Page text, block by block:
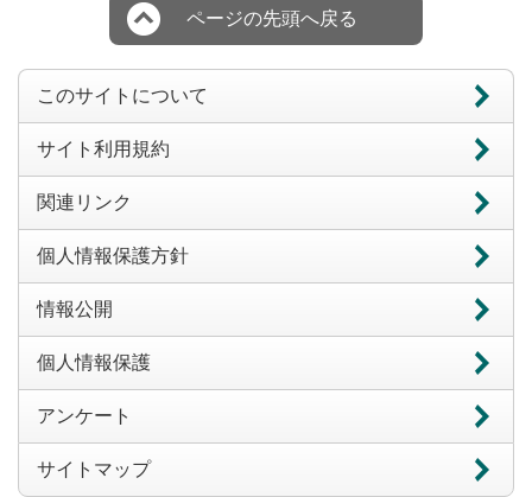
ページの先頭へ戻る
このサイトについて
サイト利用規約
関連リンク
個人情報保護方針
情報公開
個人情報保護
アンケート
サイトマップ